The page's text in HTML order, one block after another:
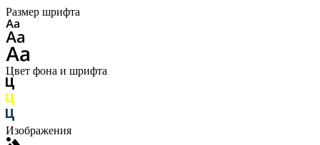
Размер шрифта
Цвет фона и шрифта
Изображения